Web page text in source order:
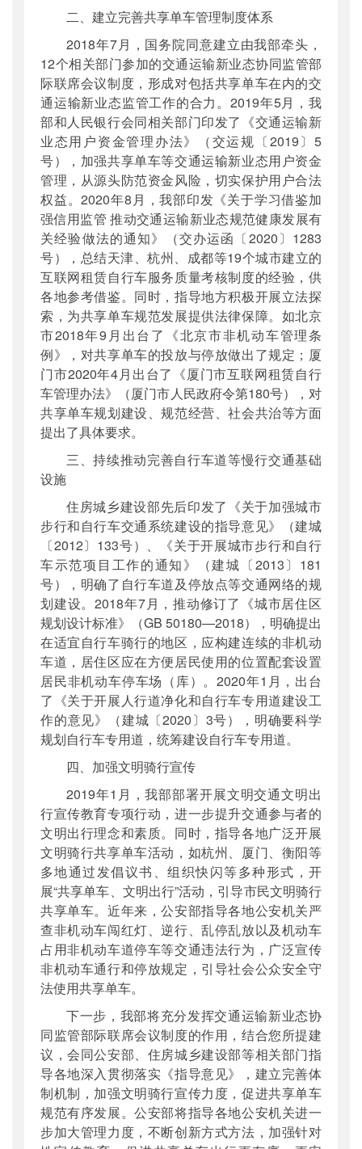
二、建立完善共享单车管理制度体系
2018年7月，国务院同意建立由我部牵头，
12个相关部门参加的交通运输新业态协同监管部
际联席会议制度，形成对包括共享单车在内的交
通运输新业态监管工作的合力。2019年5月，我
部和人民银行会同相关部门印发了《交通运输新
业态用户资金管理办法》（交运规〔2019〕5
号），加强共享单车等交通运输新业态用户资金
管理，从源头防范资金风险，切实保护用户合法
权益。2020年8月，我部印发《关于学习借鉴加
强信用监管 推动交通运输新业态规范健康发展有
关经验做法的通知》（交办运函〔2020〕1283
号），总结天津、杭州、成都等19个城市建立的
互联网租赁自行车服务质量考核制度的经验，供
各地参考借鉴。同时，指导地方积极开展立法探
索，为共享单车规范发展提供法律保障。如北京
市2018年9月出台了《北京市非机动车管理条
例》，对共享单车的投放与停放做出了规定；厦
门市2020年4月出台了《厦门市互联网租赁自行
车管理办法》（厦门市人民政府令第180号），对
共享单车规划建设、规范经营、社会共治等方面
提出了具体要求。
三、持续推动完善自行车道等慢行交通基础
设施
住房城乡建设部先后印发了《关于加强城市
步行和自行车交通系统建设的指导意见》（建城
〔2012〕133号）、《关于开展城市步行和自行
车示范项目工作的通知》（建城〔2013〕181
号），明确了自行车道及停放点等交通网络的规
划建设。2018年7月，推动修订了《城市居住区
规划设计标准》（GB 50180—2018），明确提出
在适宜自行车骑行的地区，应构建连续的非机动
车道，居住区应在方便居民使用的位置配套设置
居民非机动车停车场（库）。2020年1月，出台
了《关于开展人行道净化和自行车专用道建设工
作的意见》（建城〔2020〕3号），明确要科学
规划自行车专用道，统筹建设自行车专用道。
四、加强文明骑行宣传
2019年1月，我部部署开展文明交通文明出
行宣传教育专项行动，进一步提升交通参与者的
文明出行理念和素质。同时，指导各地广泛开展
文明骑行共享单车活动，如杭州、厦门、衡阳等
多地通过发倡议书、组织快闪等多种形式，开
展“共享单车、文明出行”活动，引导市民文明骑行
共享单车。近年来，公安部指导各地公安机关严
查非机动车闯红灯、逆行、乱停乱放以及机动车
占用非机动车道停车等交通违法行为，广泛宣传
非机动车通行和停放规定，引导社会公众安全守
法使用共享单车。
下一步，我部将充分发挥交通运输新业态协
同监管部际联席会议制度的作用，结合您所提建
议，会同公安部、住房城乡建设部等相关部门指
导各地深入贯彻落实《指导意见》，建立完善体
制机制，加强文明骑行宣传力度，促进共享单车
规范有序发展。公安部将指导各地公安机关进一
步加大管理力度，不断创新方式方法，加强针对